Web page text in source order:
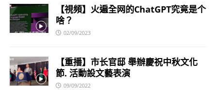
【視頻】火遍全网的ChatGPT究竟是个
啥？
02/09/2023
【重播】市长官邸 舉辦慶祝中秋文化
節. 活動設文藝表演
09/09/2022